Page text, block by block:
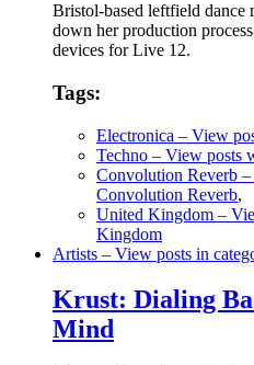
Bristol-based leftfield dance
down her production
devices for Live 12.
Tags:
Electronica – View
Techno – View posts
Convolution Reverb –
Convolution Reverb,
United Kingdom –
Kingdom
Artists – View posts in
Krust: Dialing
Mind